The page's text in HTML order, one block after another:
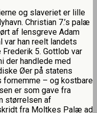
og slaveriet er lille
Christian 7.’s palæ
af lensgreve Adam
var han reelt landets
5. Gottlob var
der handlede med
Øer på statens
fornemme – og kostbare
er som gave fra
størrelsen af
fra Moltkes Palæ ad